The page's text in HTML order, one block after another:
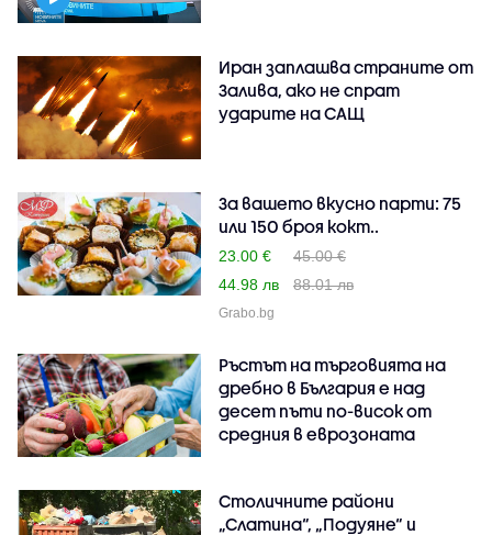
Иран заплашва страните от
Залива, ако не спрат
ударите на САЩ
За вашето вкусно парти: 75
или 150 броя кокт..
23.00 €
45.00 €
44.98 лв
88.01 лв
Grabo.bg
Ръстът на търговията на
дребно в България е над
десет пъти по-висок от
средния в еврозоната
Столичните райони
„Слатина“, „Подуяне“ и